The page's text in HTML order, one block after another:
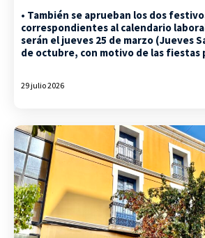
• También se aprueban los dos
correspondientes al calendario
serán el jueves 25 de marzo (Jueves
de octubre, con motivo de las fiestas
29 julio 2026